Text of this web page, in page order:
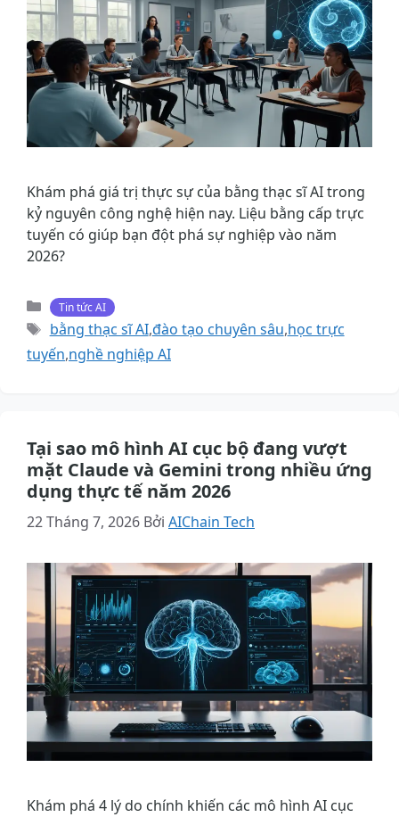
Khám phá giá trị thực sự của bằng thạc sĩ AI trong
kỷ nguyên công nghệ hiện nay. Liệu bằng cấp trực
tuyến có giúp bạn đột phá sự nghiệp vào năm
2026?
Danh
mục
Tin tức AI
Thẻ
bằng thạc sĩ AI,đào tạo chuyên sâu,học trực
tuyến,nghề nghiệp AI
Tại sao mô hình AI cục bộ đang vượt
mặt Claude và Gemini trong nhiều ứng
dụng thực tế năm 2026
22 Tháng 7, 2026 Bởi AIChain Tech
Khám phá 4 lý do chính khiến các mô hình AI cục